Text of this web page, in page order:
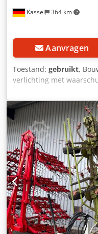
Kassel 364 km
Aanvragen
Toestand: gebruikt,
verlichting met